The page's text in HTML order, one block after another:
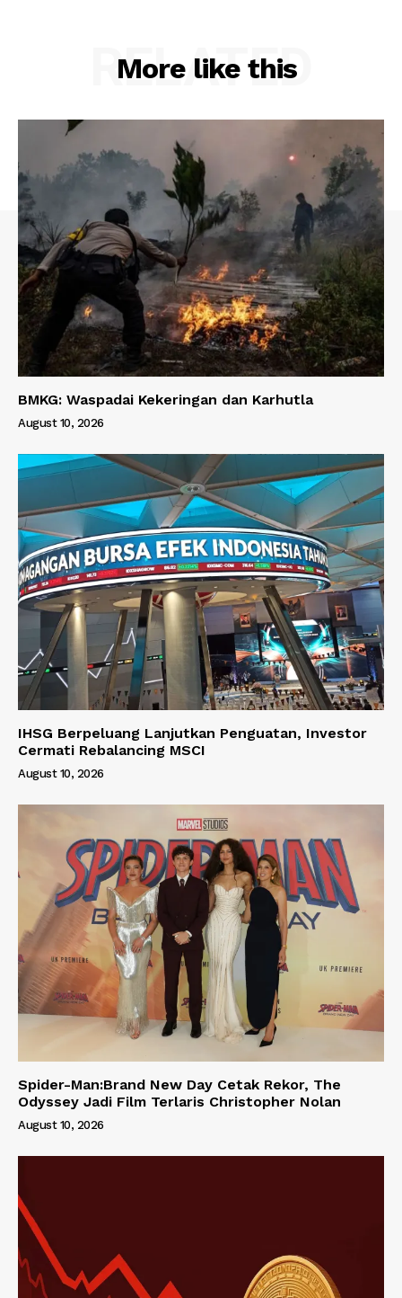
More like this
RELATED
BMKG: Waspadai Kekeringan dan Karhutla
August 10, 2026
IHSG Berpeluang Lanjutkan Penguatan, Investor
Cermati Rebalancing MSCI
August 10, 2026
Spider-Man:Brand New Day Cetak Rekor, The
Odyssey Jadi Film Terlaris Christopher Nolan
August 10, 2026